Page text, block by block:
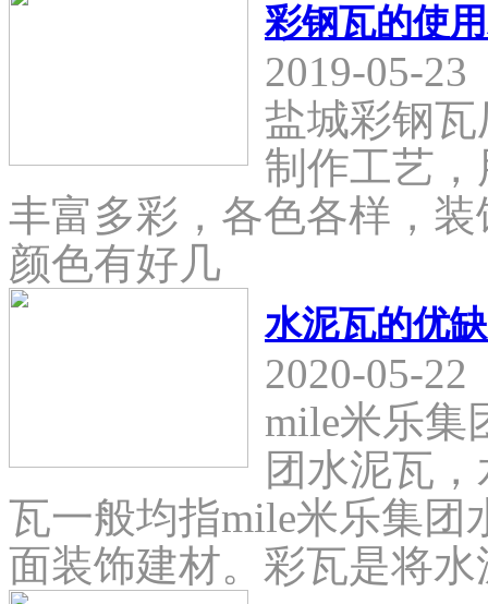
彩钢瓦的使
2019-05-23
盐城彩钢
制作工艺
丰富多彩，各色各样，
颜色有好几
水泥瓦的优
2020-05-22
mile米乐集
团水泥瓦
瓦一般均指mile米乐集团
面装饰建材。彩瓦是将